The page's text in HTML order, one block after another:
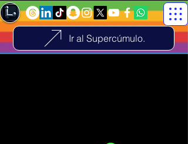
Ir al Supercúmulo.